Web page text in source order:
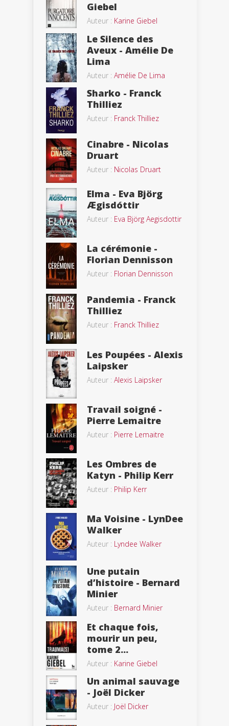
Giebel
Auteur : Karine Giebel
Le Silence des
Aveux - Amélie De
Lima
Auteur : Amélie De Lima
Sharko - Franck
Thilliez
Auteur : Franck Thilliez
Cinabre - Nicolas
Druart
Auteur : Nicolas Druart
Elma - Eva Björg
Ægisdóttir
Auteur : Eva Björg Aegisdottir
La cérémonie -
Florian Dennisson
Auteur : Florian Dennisson
Pandemia - Franck
Thilliez
Auteur : Franck Thilliez
Les Poupées - Alexis
Laipsker
Auteur : Alexis Laipsker
Travail soigné -
Pierre Lemaitre
Auteur : Pierre Lemaitre
Les Ombres de
Katyn - Philip Kerr
Auteur : Philip Kerr
Ma Voisine - LynDee
Walker
Auteur : Lyndee Walker
Une putain
d’histoire - Bernard
Minier
Auteur : Bernard Minier
Et chaque fois,
mourir un peu,
tome 2...
Auteur : Karine Giebel
Un animal sauvage
- Joël Dicker
Auteur : Joël Dicker